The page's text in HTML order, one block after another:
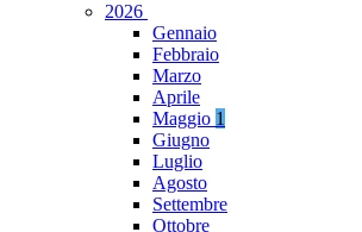
2026
Gennaio
Febbraio
Marzo
Aprile
Maggio 1
Giugno
Luglio
Agosto
Settembre
Ottobre